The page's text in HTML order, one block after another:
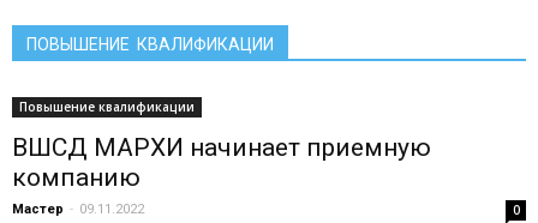
ПОВЫШЕНИЕ КВАЛИФИКАЦИИ
Повышение квалификации
ВШСД МАРХИ начинает приемную
компанию
Мастер - 09.11.2022 0